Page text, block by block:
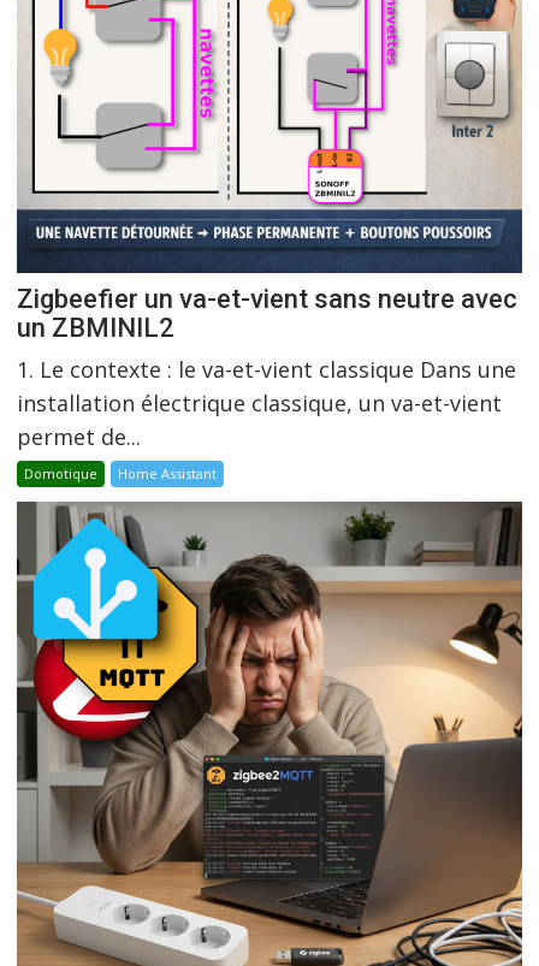
Zigbeefier un va-et-vient sans neutre avec
un ZBMINIL2
1. Le contexte : le va-et-vient classique Dans une
installation électrique classique, un va-et-vient
permet de...
Domotique Home Assistant